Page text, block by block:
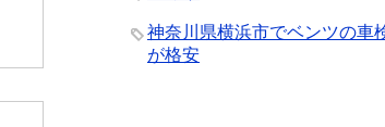
神奈川県横浜市でベンツの車
が格安